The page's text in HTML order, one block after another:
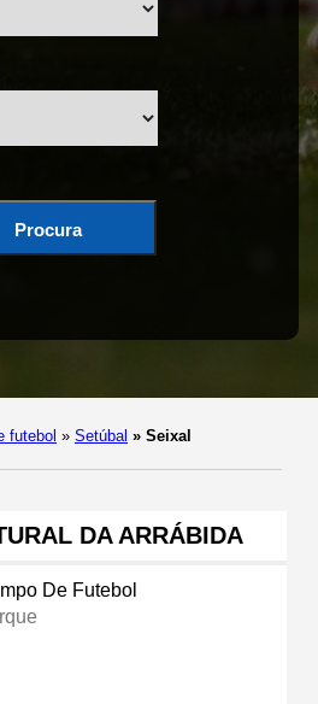
Procura
futebol » Setúbal » Seixal
DA ARRÁBIDA
De Futebol